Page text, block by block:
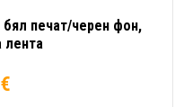
бял печат/черен фон,
лента